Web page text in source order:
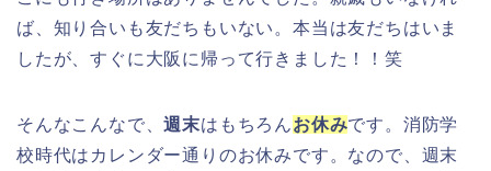
ば、知り合いも友だちもいない。本当は友だちはいま
したが、すぐに大阪に帰って行きました！！笑
そんなこんなで、週末はもちろんお休みです。消防学
校時代はカレンダー通りのお休みです。なので、週末